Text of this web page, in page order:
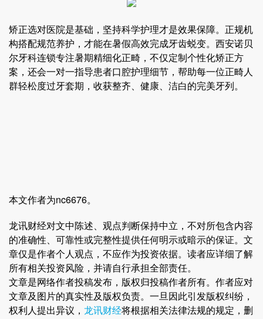
矫正选对医院是基础，坚持科学护理才是效果保障。正规机
构搭配规范养护，才能在暑假高效完成牙齿蜕变。西安诺贝
尔牙科连锁专注暑期精细化正畸，不仅定制个性化矫正方
案，还会一对一指导患者口腔护理细节，帮助每一位正畸人
群轻松度过牙套期，收获整齐、健康、洁白的完美牙列。
本文作者为nc6676。
龙讯财经对文中陈述、观点判断保持中立，不对所包含内容
的准确性、可靠性或完整性提供任何明示或暗示的保证。文
章仅是作者个人观点，不应作为投资依据。读者应详细了解
所有相关投资风险，并请自行承担全部责任。
文章是网络作者投稿发布，版权归投稿作者所有。作者应对
文章及图片的真实性及版权负责。一旦因此引发版权纠纷，
权利人提出异议， 龙讯财经将根据相关法律法规的规定，删